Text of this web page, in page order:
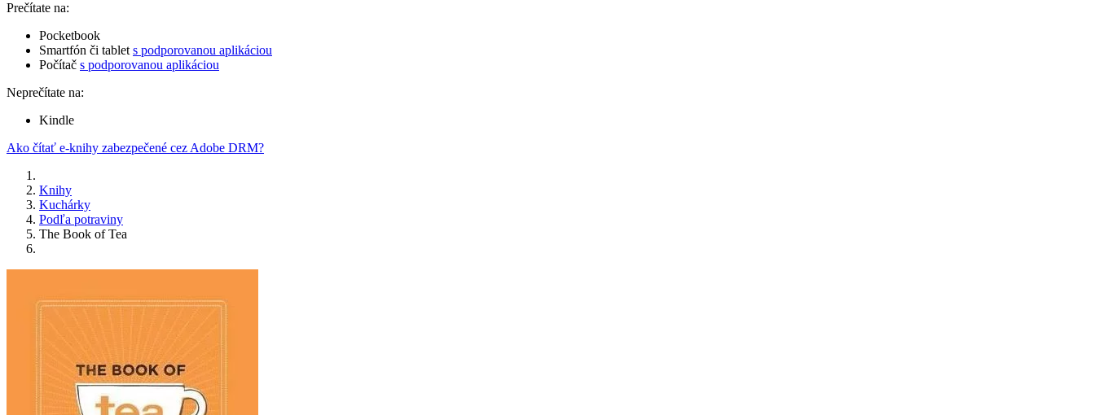
Prečítate na:
Pocketbook
Smartfón či tablet s podporovanou aplikáciou
Počítač s podporovanou aplikáciou
Neprečítate na:
Kindle
Ako čítať e-knihy zabezpečené cez Adobe DRM?
Knihy
Kuchárky
Podľa potraviny
The Book of Tea